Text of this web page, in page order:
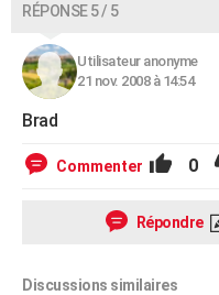
RÉPONSE 5 / 5
Utilisateur anonyme
21 nov. 2008 à 14:54
Brad
Commenter 0
Répondre
Discussions similaires